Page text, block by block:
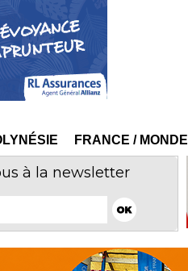
FRANCE / MONDE
à la newsletter